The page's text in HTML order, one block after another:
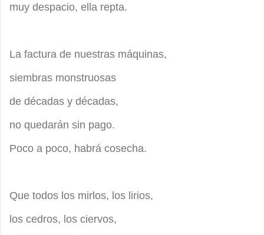
muy despacio, ella repta.
La factura de nuestras máquinas,
siembras monstruosas
de décadas y décadas,
no quedarán sin pago.
Poco a poco, habrá cosecha.
Que todos los mirlos, los lirios,
los cedros, los ciervos,